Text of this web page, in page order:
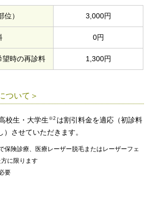
位） 3,000円
0円
望時の再診料 1,300円
ついて＞
高校生・大学生 ※2 は割引料金を適応（初診料
）させていただきます。
保険診療、医療レーザー脱毛またはレーザーフェ
に限ります
要